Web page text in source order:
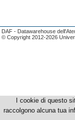
DAF - Datawarehouse
© Copyright 2012-2026
I cookie di questo
raccolgono alcuna tua